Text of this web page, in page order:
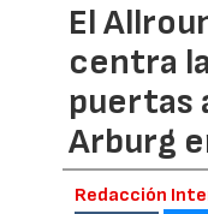
El
centra
puertas
Arburg
Redacción